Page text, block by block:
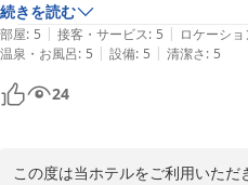
Ｊホテルりんくう
2026-08-05
続きを読む
部屋: 5 | 接客・サービス: 5 | ロケーショ
温泉・お風呂: 5 | 設備: 5 | 清潔さ: 5
24
この度は当ホテルをご利用いた